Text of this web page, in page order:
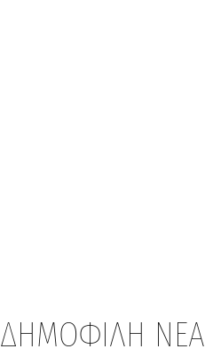
ΔΗΜΟΦΙΛΗ ΝΕΑ